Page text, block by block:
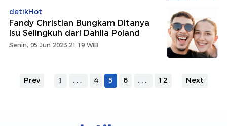
detikHot
Fandy Christian Bungkam Ditanya
Isu Selingkuh dari Dahlia Poland
Senin, 05 Jun 2023 21:19 WIB
Prev 1 ... 4 5 6 ... 12 Next